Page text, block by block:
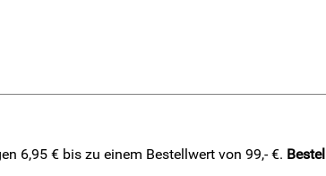
6,95 € bis zu einem Bestellwert von 99,- €.